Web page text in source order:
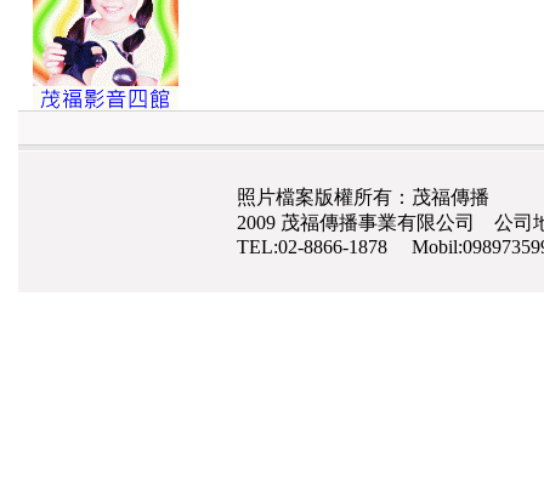
照片檔案版權所有：茂福傳播
2009 茂福傳播事業有限公司 公司
TEL:02-8866-1878